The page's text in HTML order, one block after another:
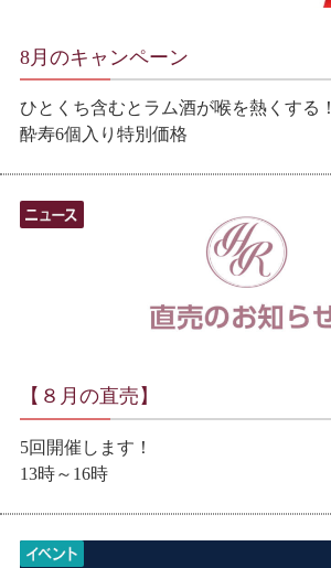
8月のキャンペーン
ひとくち含むとラム酒が喉を熱くする！
酔寿6個入り特別価格
【８月の直売】
5回開催します！
13時～16時